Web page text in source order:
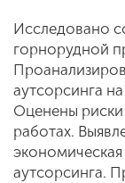
Исследовано
горнорудной
аутсорсинга
Оценены риски
работах.
аутсорсинга.